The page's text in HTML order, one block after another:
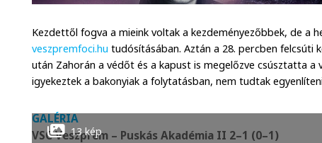
Kezdettől fogva a mieink voltak a kezdeményezőbbek, de a
veszpremfoci.hu tudósításában. Aztán a 28. percben felcsúti
után Zahorán a védőt és a kapust is megelőzve csúsztatta a
igyekeztek a bakonyiak a folytatásban, nem tudtak
GALÉRIA
VSC Veszprém – Puskás Akadémia II 2–1 (0–1)
13 kép